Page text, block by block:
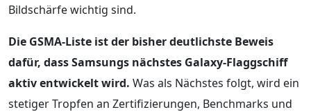
Bildschärfe wichtig sind.
Die GSMA-Liste ist der bisher deutlichste Beweis
dafür, dass Samsungs nächstes Galaxy-Flaggschiff
aktiv entwickelt wird. Was als Nächstes folgt, wird ein
stetiger Tropfen an Zertifizierungen, Benchmarks und